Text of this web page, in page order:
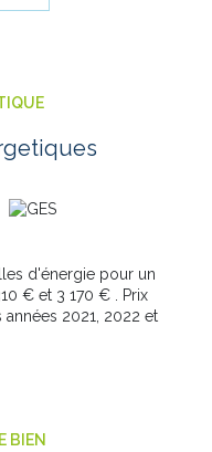
et le
des écoles,
ce bien est exposé
:
d'énergie pour un
€ et 3 170 € . Prix
2021, 2022 et
BIEN